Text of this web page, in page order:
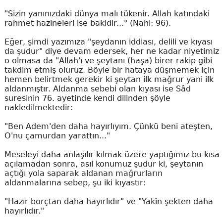
"Sizin yanınızdaki dünya malı tükenir. Allah katındaki
rahmet hazineleri ise bakidir..." (Nahl: 96).
Eğer, şimdi yazımıza "şeydanın iddiası, delili ve kıyası
da şudur" diye devam edersek, her ne kadar niyetimiz
o olmasa da "Allah'ı ve şeytanı (haşa) birer rakip gibi
takdim etmiş oluruz. Böyle bir hataya düşmemek için
hemen belirtmek gerekir ki şeytan ilk mağrur yani ilk
aldanmıştır. Aldanma sebebi olan kıyası ise Sâd
suresinin 76. ayetinde kendi dilinden şöyle
nakledilmektedir:
"Ben Adem'den daha hayırlıyım. Çünkü beni ateşten,
O'nu çamurdan yarattın..."
Meseleyi daha anlaşılır kılmak üzere yaptığımız bu kısa
açılamadan sonra, asıl konumuz şudur ki, şeytanın
açtığı yola saparak aldanan mağrurların
aldanmalarına sebep, şu iki kıyastır:
"Hazır borçtan daha hayırlıdır" ve "Yakîn şekten daha
hayırlıdır."